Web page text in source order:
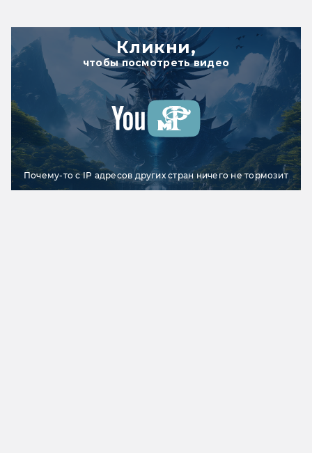
Кликни,
чтобы посмотреть видео
Почему-то с IP адресов других стран ничего не тормозит